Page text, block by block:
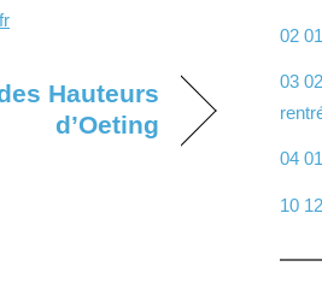
Hauteurs
d’Oeting
02
03
04
10